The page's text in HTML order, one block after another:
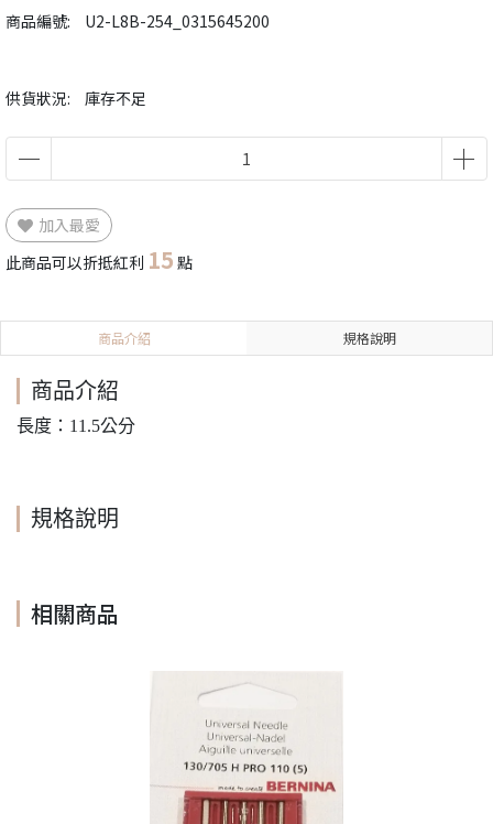
商品編號: U2-L8B-254_0315645200
供貨狀況: 庫存不足
加入最愛
此商品可以折抵紅利 15 點
商品介紹 規格說明
商品介紹
長度：11.5公分
規格說明
相關商品